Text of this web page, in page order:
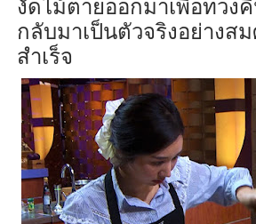
งัดไม้ตายออกมาเพื่อทวง
กลับมาเป็นตัวจริงอย่างส
สำเร็จ